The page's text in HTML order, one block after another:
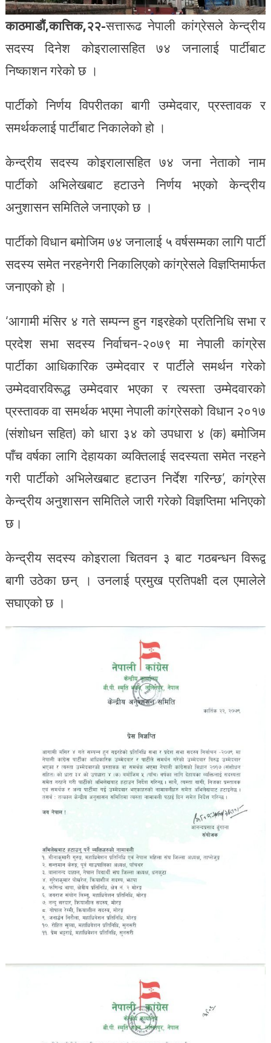
काठमाडौं,कात्तिक,२२-सत्तारूढ नेपाली कांग्रेसले केन्द्रीय
सदस्य दिनेश कोइरालासहित ७४ जनालाई पार्टीबाट
निष्काशन गरेको छ ।
पार्टीको निर्णय विपरीतका बागी उम्मेदवार, प्रस्तावक र
समर्थकलाई पार्टीबाट निकालेको हो ।
केन्द्रीय सदस्य कोइरालासहित ७४ जना नेताको नाम
पार्टीको अभिलेखबाट हटाउने निर्णय भएको केन्द्रीय
अनुशासन समितिले जनाएको छ ।
पार्टीको विधान बमोजिम ७४ जनालाई ५ वर्षसम्मका लागि पार्टी
सदस्य समेत नरहनेगरी निकालिएकाे कांग्रेसले विज्ञप्तिमार्फत
जनाएकाे हाे ।
‘आगामी मंसिर ४ गते सम्पन्न हुन गइरहेको प्रतिनिधि सभा र
प्रदेश सभा सदस्य निर्वाचन-२०७९ मा नेपाली कांग्रेस
पार्टीका आधिकारिक उम्मेदवार र पार्टीले समर्थन गरेको
उम्मेदवारविरूद्ध उम्मेदवार भएका र त्यस्ता उम्मेदवारको
प्रस्तावक वा समर्थक भएमा नेपाली कांग्रेसको विधान २०१७
(संशोधन सहित) को धारा ३४ को उपधारा ४ (क) बमोजिम
पाँच वर्षका लागि देहायका व्यक्तिलाई सदस्यता समेत नरहने
गरी पार्टीको अभिलेखबाट हटाउन निर्देश गरिन्छ’, कांग्रेस
केन्द्रीय अनुशासन समितिले जारी गरेको विज्ञप्तिमा भनिएको
छ।
केन्द्रीय सदस्य कोइराला चितवन ३ बाट गठबन्धन विरूद्व
बागी उठेका छन् । उनलाई प्रमुख प्रतिपक्षी दल एमालेले
सघाएको छ ।